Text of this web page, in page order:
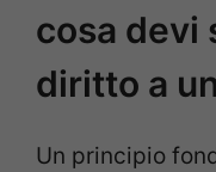
cosa devi
diritto a
Un principio